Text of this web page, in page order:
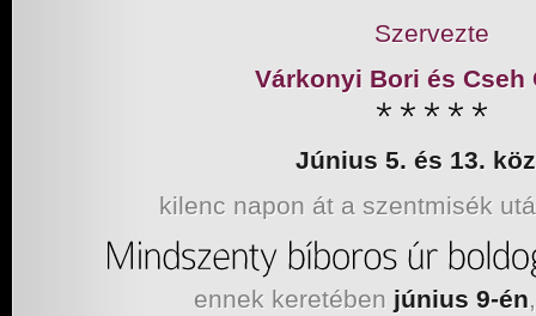
Szervezte
Várkonyi Bori és Cseh
Június 5. és 13.
kilenc napon át a szentmisék
ennek keretében június 9-én